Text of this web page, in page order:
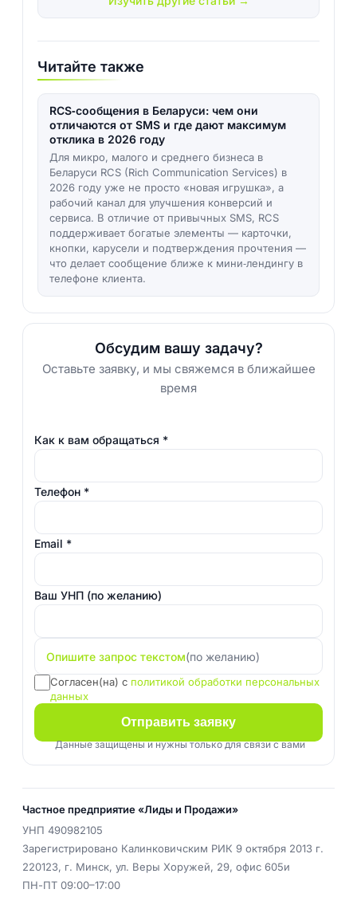
Читайте также
RCS‑сообщения в Беларуси: чем они
отличаются от SMS и где дают максимум
отклика в 2026 году
Для микро, малого и среднего бизнеса в
Беларуси RCS (Rich Communication Services) в
2026 году уже не просто «новая игрушка», а
рабочий канал для улучшения конверсий и
сервиса. В отличие от привычных SMS, RCS
поддерживает богатые элементы — карточки,
кнопки, карусели и подтверждения прочтения —
что делает сообщение ближе к мини‑лендингу в
телефоне клиента.
Обсудим вашу задачу?
Оставьте заявку, и мы свяжемся в ближайшее
время
Как к вам обращаться *
Телефон *
Email *
Ваш УНП (по желанию)
Опишите запрос текстом(по желанию)
Согласен(на) с политикой обработки персональных
данных
Отправить заявку
Данные защищены и нужны только для связи с вами
Частное предприятие «Лиды и Продажи»
УНП 490982105
Зарегистрировано Калинковичским РИК 9 октября 2013 г.
220123, г. Минск, ул. Веры Хоружей, 29, офис 605и
ПН-ПТ 09:00–17:00